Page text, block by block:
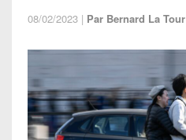
08/02/2023 | Par Bernard La Tour